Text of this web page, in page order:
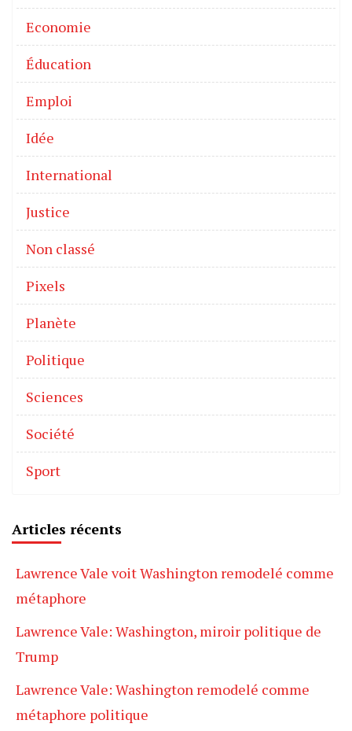
Economie
Éducation
Emploi
Idée
International
Justice
Non classé
Pixels
Planète
Politique
Sciences
Société
Sport
Articles récents
Lawrence Vale voit Washington remodelé comme
métaphore
Lawrence Vale: Washington, miroir politique de
Trump
Lawrence Vale: Washington remodelé comme
métaphore politique